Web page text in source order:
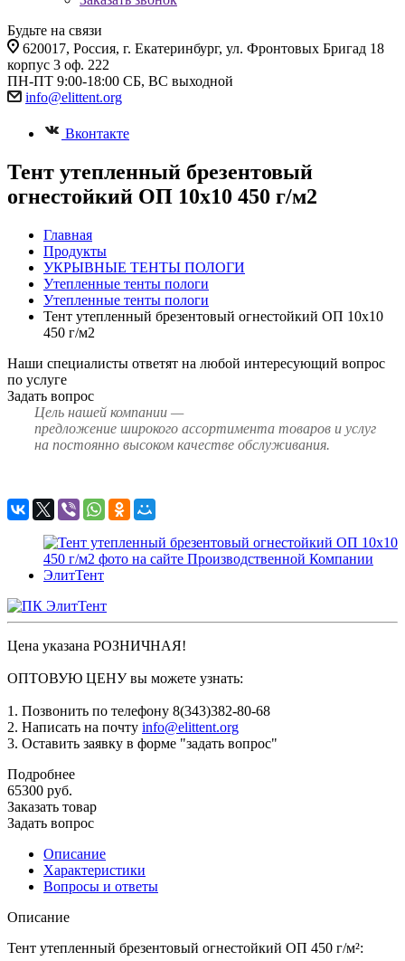
Будьте на связи
620017, Россия, г. Екатеринбург, ул. Фронтовых Бригад 18
корпус 3 оф. 222
ПН-ПТ 9:00-18:00 СБ, ВС выходной
info@elittent.org
Вконтакте
Тент утепленный брезентовый
огнестойкий ОП 10х10 450 г/м2
Главная
Продукты
УКРЫВНЫЕ ТЕНТЫ ПОЛОГИ
Утепленные тенты пологи
Утепленные тенты пологи
Тент утепленный брезентовый огнестойкий ОП 10х10
450 г/м2
Наши специалисты ответят на любой интересующий вопрос
по услуге
Задать вопрос
Цель нашей компании —
предложение широкого ассортимента товаров и услуг
на постоянно высоком качестве обслуживания.
Цена указана РОЗНИЧНАЯ!
ОПТОВУЮ ЦЕНУ вы можете узнать:
1. Позвонить по телефону 8(343)382-80-68
2. Написать на почту info@elittent.org
3. Оставить заявку в форме "задать вопрос"
Подробнее
65300 руб.
Заказать товар
Задать вопрос
Описание
Характеристики
Вопросы и ответы
Описание
Тент утепленный брезентовый огнестойкий ОП 450 г/м²: